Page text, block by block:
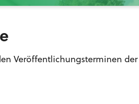
Veröffentlichungsterminen der